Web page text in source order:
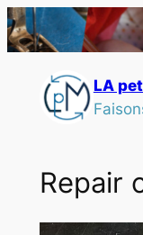
LA
Repair